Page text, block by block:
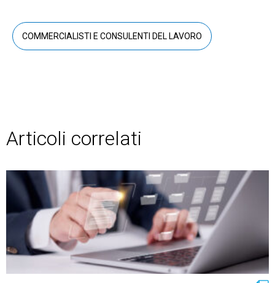
COMMERCIALISTI E CONSULENTI DEL LAVORO
Articoli correlati